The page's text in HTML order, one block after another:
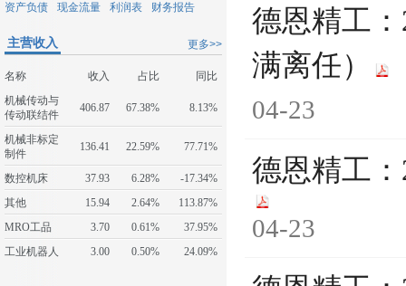
资产负债 现金流量 利润表 财务报告
更多>>
主营收入
名称 收入 占比
同比
机械传动与
传动联结件
406.87 67.38% 8.13%
机械非标定
制件
136.41 22.59% 77.71%
数控机床 37.93 6.28%
-17.34%
其他
15.94 2.64%
113.87%
MRO工品
3.70 0.61%
37.95%
工业机器人
3.00 0.50% 24.09%
德恩精工
满离任）
04-23
德恩精工
04-23